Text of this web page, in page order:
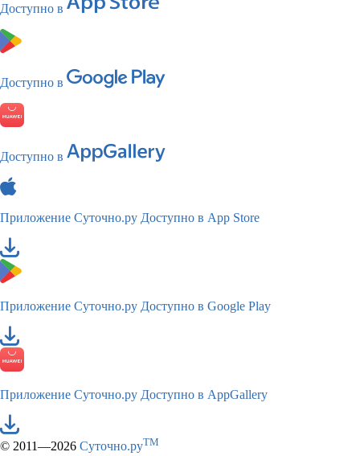
Доступно в
Доступно в
Доступно в
Приложение Суточно.ру Доступно в App Store
Приложение Суточно.ру Доступно в Google Play
Приложение Суточно.ру Доступно в AppGallery
© 2011—2026 Суточно.руTM